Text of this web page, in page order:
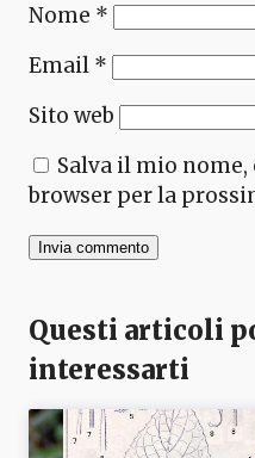
Nome *
Email *
Sito web
Salva il mio nome,
browser per la
Questi articoli
interessarti